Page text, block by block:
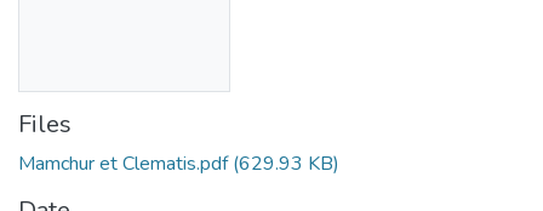
Files
Mamchur et Clematis.pdf (629.93 KB)